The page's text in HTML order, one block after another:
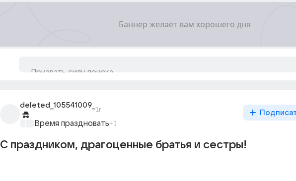
deleted_105541009_
1г
Время праздновать+1
С праздником, драгоценные братья и сестры!